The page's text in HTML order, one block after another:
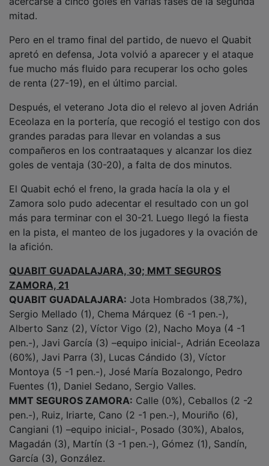
mitad.
apretó en defensa, Jota volvió a aparecer y el ataque
fue mucho más fluido para recuperar los ocho goles
de renta (27-19), en el último parcial.
Eceolaza en la portería, que recogió el testigo con dos
grandes paradas para llevar en volandas a sus
compañeros en los contraataques y alcanzar los diez
goles de ventaja (30-20), a falta de dos minutos.
Zamora solo pudo adecentar el resultado con un gol
más para terminar con el 30-21. Luego llegó la fiesta
en la pista, el manteo de los jugadores y la ovación de
la afición.
ZAMORA, 21
QUABIT GUADALAJARA:
Sergio Mellado (1), Chema Márquez (6 -1 pen.-),
Alberto Sanz (2), Víctor Vigo (2), Nacho Moya (4 -1
pen.-), Javi García (3) –equipo inicial-, Adrián Eceolaza
(60%), Javi Parra (3), Lucas Cándido (3), Víctor
Montoya (5 -1 pen.-), José María Bozalongo, Pedro
Fuentes (1), Daniel Sedano, Sergio Valles.
MMT SEGUROS ZAMORA: Calle (0%), Ceballos (2 -2
pen.-), Ruiz, Iriarte, Cano (2 -1 pen.-), Mouriño (6),
Cangiani (1) –equipo inicial-, Posado (30%), Abalos,
Magadán (3), Martín (3 -1 pen.-), Gómez (1), Sandín,
García (3), González.